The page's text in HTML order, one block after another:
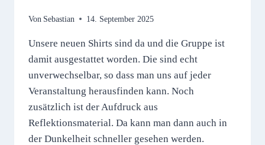
Von Sebastian 14. September 2025
Unsere neuen Shirts sind da und die Gruppe ist
damit ausgestattet worden. Die sind echt
unverwechselbar, so dass man uns auf jeder
Veranstaltung herausfinden kann. Noch
zusätzlich ist der Aufdruck aus
Reflektionsmaterial. Da kann man dann auch in
der Dunkelheit schneller gesehen werden.